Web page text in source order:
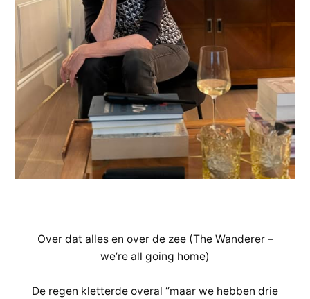
Over dat alles en over de zee (The Wanderer –
we’re all going home)
De regen kletterde overal “maar we hebben drie